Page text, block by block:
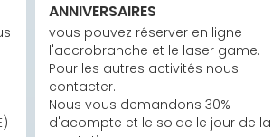
ANNIVERSAIRES
vous pouvez réserver en ligne
l'accrobranche et le laser game.
Pour les autres activités nous
contacter.
Nous vous demandons 30%
d'acompte et le solde le jour de la